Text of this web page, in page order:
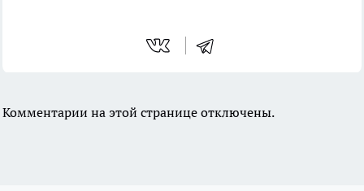
Комментарии на этой странице отключены.